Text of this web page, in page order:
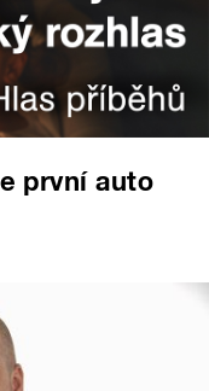
první auto